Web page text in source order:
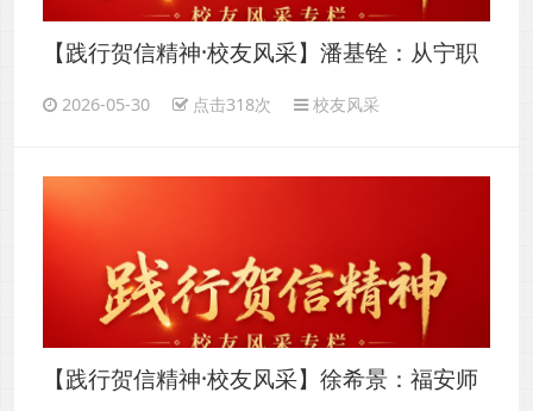
【践行贺信精神·校友风采】潘基铨：从宁职
践担当
2026-05-30 点击318次 校友风采
【践行贺信精神·校友风采】徐希景：福安师